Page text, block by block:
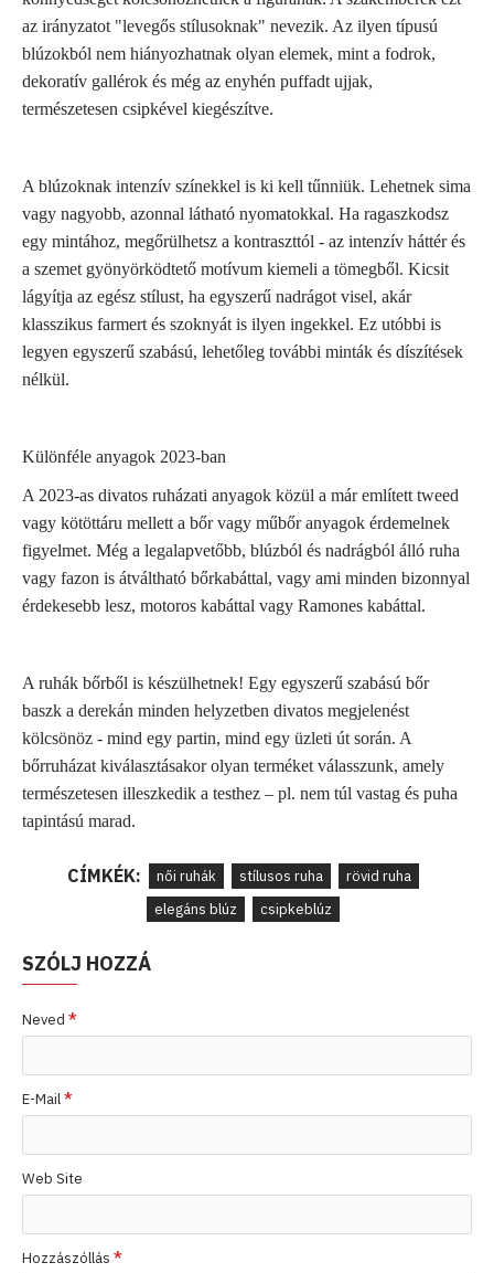
az irányzatot "levegős stílusoknak" nevezik. Az ilyen típusú
blúzokból nem hiányozhatnak olyan elemek, mint a fodrok,
dekoratív gallérok és még az enyhén puffadt ujjak,
természetesen csipkével kiegészítve.
A blúzoknak intenzív színekkel is ki kell tűnniük. Lehetnek sima
vagy nagyobb, azonnal látható nyomatokkal. Ha ragaszkodsz
egy mintához, megőrülhetsz a kontraszttól - az intenzív háttér és
a szemet gyönyörködtető motívum kiemeli a tömegből. Kicsit
lágyítja az egész stílust, ha egyszerű nadrágot visel, akár
klasszikus farmert és szoknyát is ilyen ingekkel. Ez utóbbi is
legyen egyszerű szabású, lehetőleg további minták és díszítések
nélkül.
Különféle anyagok 2023-ban
A 2023-as divatos ruházati anyagok közül a már említett tweed
vagy kötöttáru mellett a bőr vagy műbőr anyagok érdemelnek
figyelmet. Még a legalapvetőbb, blúzból és nadrágból álló ruha
vagy fazon is átváltható bőrkabáttal, vagy ami minden bizonnyal
érdekesebb lesz, motoros kabáttal vagy Ramones kabáttal.
A ruhák bőrből is készülhetnek! Egy egyszerű szabású bőr
baszk a derekán minden helyzetben divatos megjelenést
kölcsönöz - mind egy partin, mind egy üzleti út során. A
bőrruházat kiválasztásakor olyan terméket válasszunk, amely
természetesen illeszkedik a testhez – pl. nem túl vastag és puha
tapintású marad.
CÍMKÉK: női ruhák stílusos ruha
rövid ruha
elegáns blúz
csipkeblúz
SZÓLJ HOZZÁ
Neved
E-Mail
Web Site
Hozzászóllás